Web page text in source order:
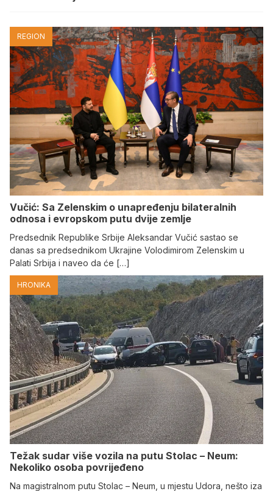
REGION
Vučić: Sa Zelenskim o unapređenju bilateralnih
odnosa i evropskom putu dvije zemlje
Predsednik Republike Srbije Aleksandar Vučić sastao se
danas sa predsednikom Ukrajine Volodimirom Zelenskim u
Palati Srbija i naveo da će […]
HRONIKA
Težak sudar više vozila na putu Stolac – Neum:
Nekoliko osoba povrijeđeno
Na magistralnom putu Stolac – Neum, u mjestu Udora, nešto iza